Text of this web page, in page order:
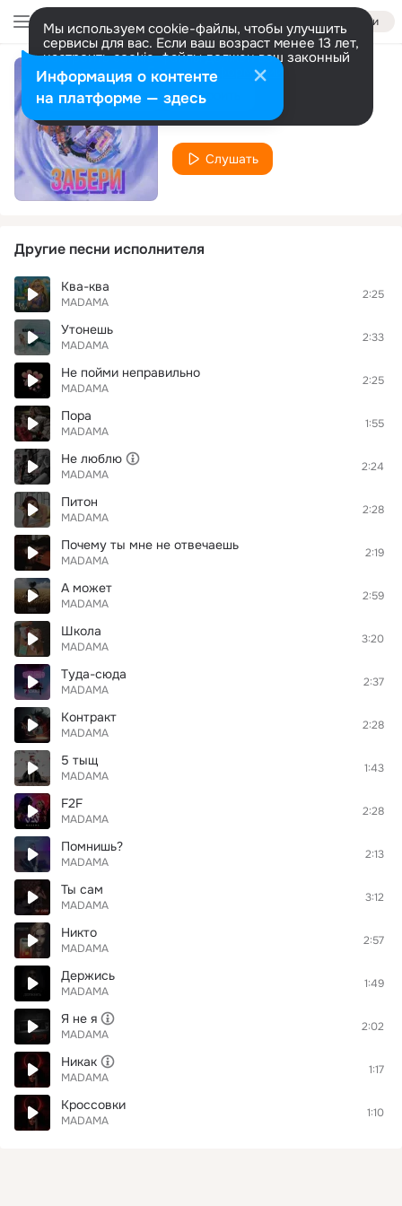
Войти
Мы используем cookie-файлы, чтобы улучшить
сервисы для вас. Если ваш возраст менее 13 лет,
настроить cookie-файлы должен ваш законный
представитель. Больше информации
Разрешить все Настроить
забери
MADAMA
Слушать
Другие песни исполнителя
Ква-ква
MADAMA
2:25
Утонешь
MADAMA
2:33
Не пойми неправильно
MADAMA
2:25
Пора
MADAMA
1:55
Не люблю
MADAMA
2:24
Питон
MADAMA
2:28
Почему ты мне не отвечаешь
MADAMA
2:19
А может
MADAMA
2:59
Школа
MADAMA
3:20
Туда-сюда
MADAMA
2:37
Контракт
MADAMA
2:28
5 тыщ
MADAMA
1:43
F2F
MADAMA
2:28
Помнишь?
MADAMA
2:13
Ты сам
MADAMA
3:12
Никто
MADAMA
2:57
Держись
MADAMA
1:49
Я не я
MADAMA
2:02
Никак
MADAMA
1:17
Кроссовки
MADAMA
1:10
Информация о контенте
на платформе — здесь